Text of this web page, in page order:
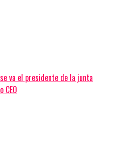
va el presidente de la junta